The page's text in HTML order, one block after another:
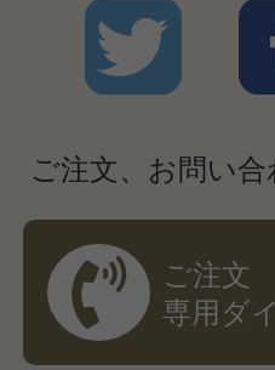
ご注文、お問い
ご注文
専用ダ